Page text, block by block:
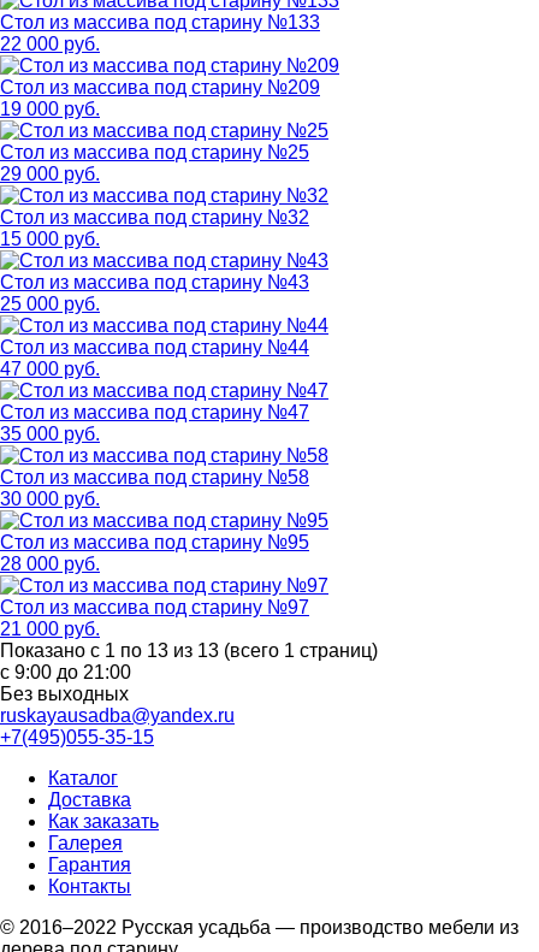
Стол из массива под старину №133
22 000 руб.
Стол из массива под старину №209
19 000 руб.
Стол из массива под старину №25
29 000 руб.
Стол из массива под старину №32
15 000 руб.
Стол из массива под старину №43
25 000 руб.
Стол из массива под старину №44
47 000 руб.
Стол из массива под старину №47
35 000 руб.
Стол из массива под старину №58
30 000 руб.
Стол из массива под старину №95
28 000 руб.
Стол из массива под старину №97
21 000 руб.
Показано с 1 по 13 из 13 (всего 1 страниц)
с 9:00 до 21:00
Без выходных
ruskayausadba@yandex.ru
+7(495)055-35-15
Каталог
Доставка
Как заказать
Галерея
Гарантия
Контакты
© 2016–2022 Русская усадьба — производство мебели из